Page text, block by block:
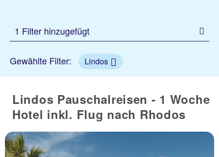
1 Filter hinzugefügt
Gewählte Filter: Lindos
Lindos Pauschalreisen - 1 Woche
Hotel inkl. Flug nach Rhodos